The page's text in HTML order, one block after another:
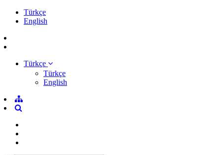
Türkçe
English
Türkçe
Türkçe
English